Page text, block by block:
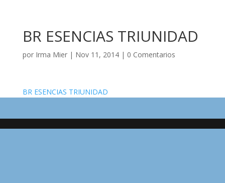
BR ESENCIAS TRIUNIDAD
por Irma Mier| Nov 11, 2014| 0 Comentarios
BR ESENCIAS TRIUNIDAD